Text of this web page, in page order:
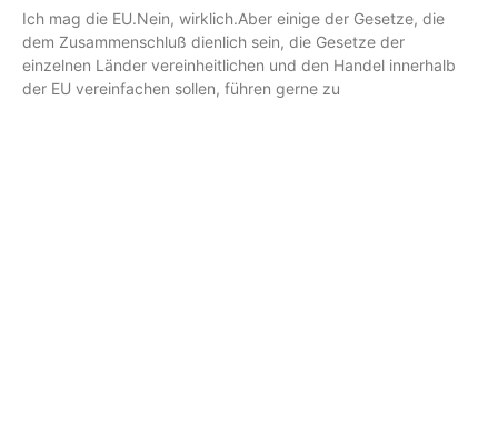
Ich mag die EU.Nein, wirklich.Aber einige der Gesetze, die
dem Zusammenschluß dienlich sein, die Gesetze der
einzelnen Länder vereinheitlichen und den Handel innerhalb
der EU vereinfachen sollen, führen gerne zu